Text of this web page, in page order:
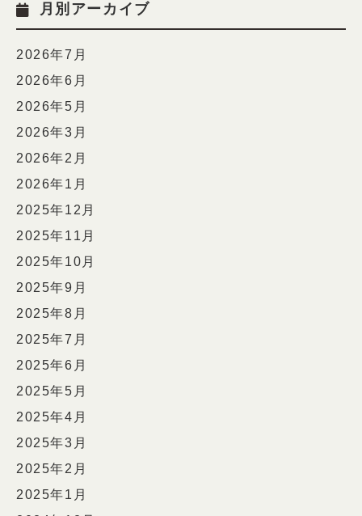
月別アーカイブ
2026年7月
2026年6月
2026年5月
2026年3月
2026年2月
2026年1月
2025年12月
2025年11月
2025年10月
2025年9月
2025年8月
2025年7月
2025年6月
2025年5月
2025年4月
2025年3月
2025年2月
2025年1月